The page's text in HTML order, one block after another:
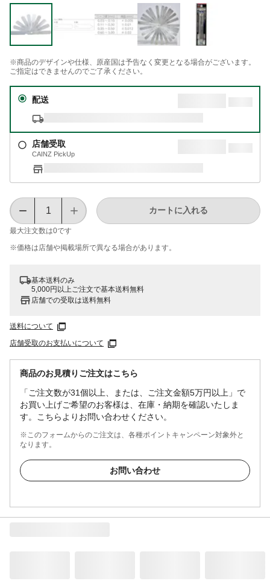
※商品のデザインや仕様、原産国は予告なく変更となる場合がございます。
ご指定はできませんのでご了承ください。
配送
店舗受取
CAINZ PickUp
最大注文数は0です
カートに入れる
※価格は​店舗や​掲載場所で​異なる​場合が​あります。
基本送料のみ
5,000円以上ご注文で基本送料無料
店舗での受取は送料無料
送料について
店舗受取のお支払いについて
商品のお見積りご注文はこちら
「ご注文数が31個以上、または、ご注文金額5万円以上」で
お買い上げご希望のお客様は、在庫・納期を確認いたしま
す。こちらよりお問い合わせください。
※このフォームからのご注文は、各種ポイントキャンペーン対象外と
なります。
お問い合わせ